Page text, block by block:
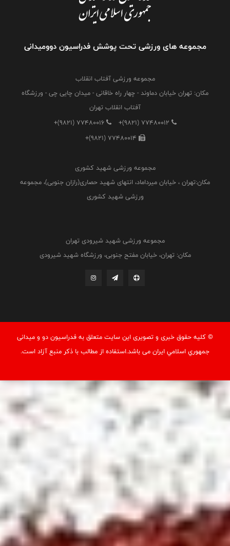
مجموعه های ورزشی تحت پوشش فدراسیون دوومیدانی
مجموعه ورزشی آفتاب انقلاب
مکان: تهران خیابان دماوند - چهار راه خاقانی - میدان چایی چی - ورزشگاه
آفتاب انقلاب تهران
+(9821) 77480012
+(9821) 77480016
+(9821) 77480014
مجموعه ورزشی شهید کشوری
مکان:تهران ، خیابان میرداماد، انتهای شهید حصاری(رازان جنوبی)، مجموعه
ورزشی شهید کشوری
مجموعه ورزشی شهید شیرودی تهران
مکان: تهران، خیابان مفتح جنوبی، ورزشگاه شهید شیرودی
© کليه حقوق خبری و تصويری اين سايت متعلق به فدراسيون دو و میدانی